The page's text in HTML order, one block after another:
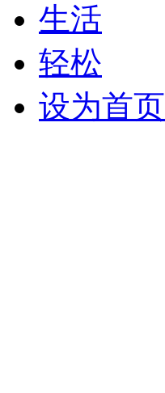
生活
轻松
设为首页